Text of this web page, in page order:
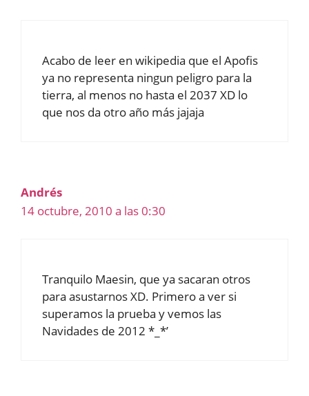
Acabo de leer en wikipedia que el Apofis
ya no representa ningun peligro para la
tierra, al menos no hasta el 2037 XD lo
que nos da otro año más jajaja
Andrés
14 octubre, 2010 a las 0:30
Tranquilo Maesin, que ya sacaran otros
para asustarnos XD. Primero a ver si
superamos la prueba y vemos las
Navidades de 2012 *_*’